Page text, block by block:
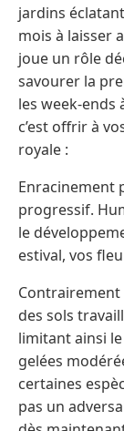
jardins
mois à laisser
joue un rôle
savourer la
les week-ends
c’est offrir à
royale :
Enracinement
progressif.
le
estival, vos
des sols
limitant ainsi
gelées
certaines
pas un